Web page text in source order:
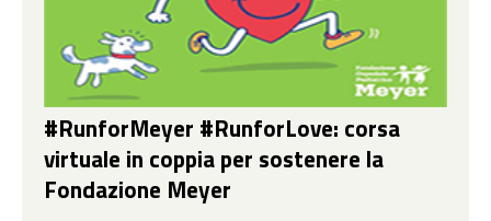
#RunforMeyer #RunforLove: corsa
virtuale in coppia per sostenere la
Fondazione Meyer